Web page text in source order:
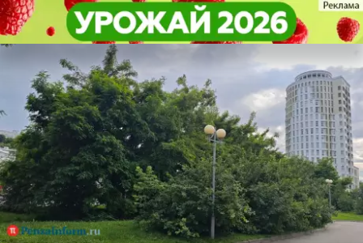
23 июня в Пензенской области
возможны гроза и град
Общество 23 июня в Пензенской области
возможны гроза и град
Общество
Другие новости по
теме
Погода и курсы
валют в Пензе